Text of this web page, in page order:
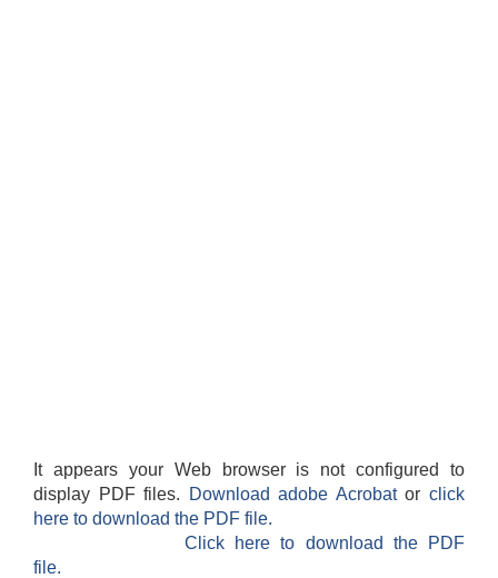
It appears your Web browser is not configured to
display PDF files.
Download adobe Acrobatorclick
here to download the PDF file.
Click here to download the PDF
file.